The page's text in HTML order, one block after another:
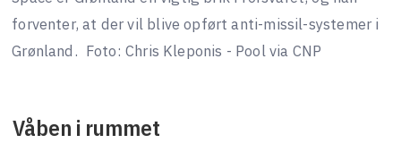
forventer, at der vil blive opført anti-missil-systemer i
Grønland. Foto: Chris Kleponis - Pool via CNP
Våben i rummet